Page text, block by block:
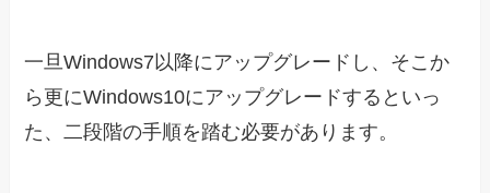
一旦Windows7以降にアップグレードし、そこか
ら更にWindows10にアップグレードするといっ
た、二段階の手順を踏む必要があります。